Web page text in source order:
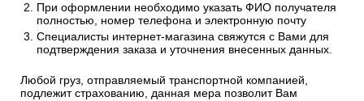
При оформлении необходимо указать ФИО получателя
полностью, номер телефона и электронную почту
Специалисты интернет-магазина свяжутся с Вами для
подтверждения заказа и уточнения внесенных данных.
Любой груз, отправляемый транспортной компанией,
подлежит страхованию, данная мера позволит Вам